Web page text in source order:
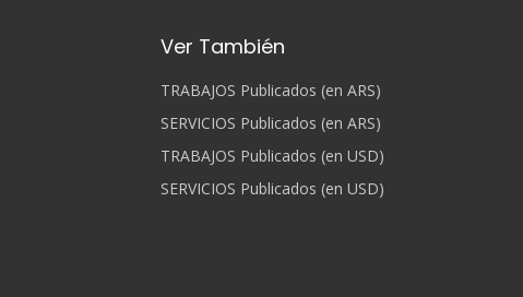
Ver También
TRABAJOS Publicados (en ARS)
SERVICIOS Publicados (en ARS)
TRABAJOS Publicados (en USD)
SERVICIOS Publicados (en USD)